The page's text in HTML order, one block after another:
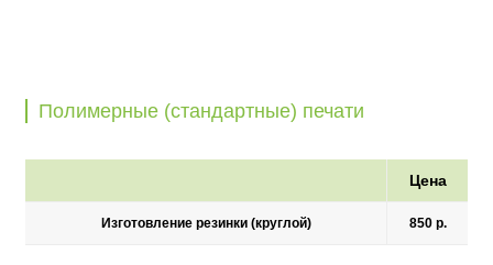
Полимерные (стандартные) печати
Цена
Изготовление резинки (круглой) 850 р.